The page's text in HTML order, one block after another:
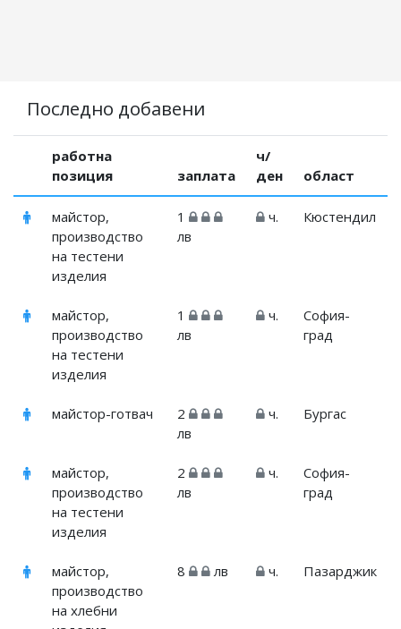
Последно добавени
работна
позиция
заплата
ч/
ден
област
майстор,
производство
на тестени
изделия
1
лв
ч. Кюстендил
майстор,
производство
на тестени
изделия
1
лв
ч.
София-
град
майстор-готвач
2
лв
ч. Бургас
майстор,
производство
на тестени
изделия
2
лв
ч.
София-
град
майстор,
производство
на хлебни
8 лв ч. Пазарджик